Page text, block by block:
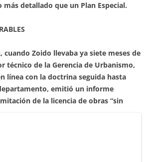
más detallado que un Plan Especial.
cuando Zoido llevaba ya siete meses de
técnico de la Gerencia de Urbanismo,
línea con la doctrina seguida hasta
emitió un informe
de la licencia de obras “sin